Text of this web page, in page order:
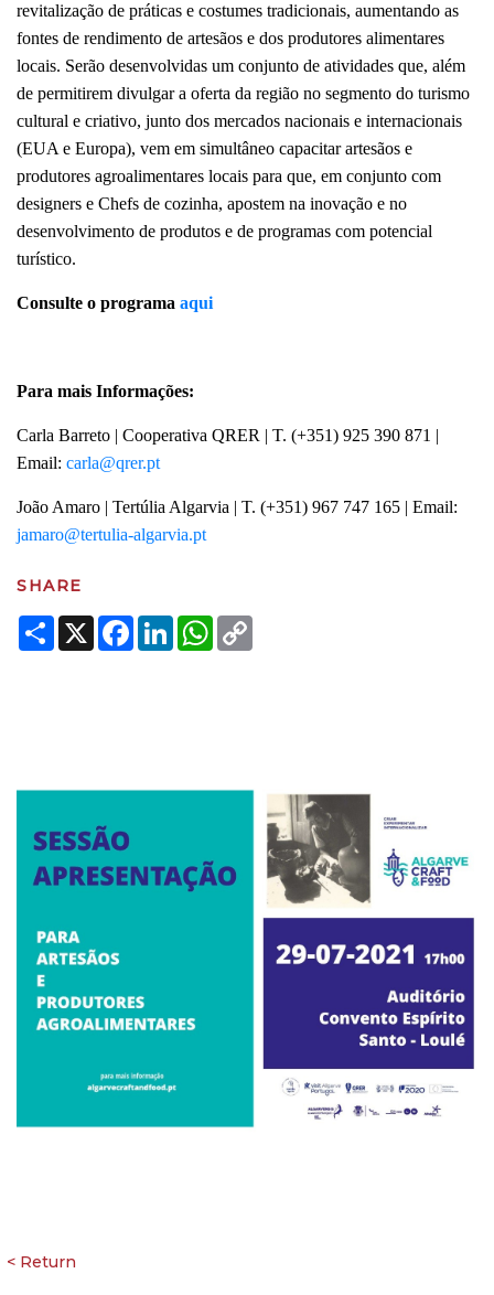
revitalização de práticas e costumes tradicionais, aumentando as
fontes de rendimento de artesãos e dos produtores alimentares
locais. Serão desenvolvidas um conjunto de atividades que, além
de permitirem divulgar a oferta da região no segmento do turismo
cultural e criativo, junto dos mercados nacionais e internacionais
(EUA e Europa), vem em simultâneo capacitar artesãos e
produtores agroalimentares locais para que, em conjunto com
designers e Chefs de cozinha, apostem na inovação e no
desenvolvimento de produtos e de programas com potencial
turístico.
Consulte o programa aqui
Para mais Informações:
Carla Barreto | Cooperativa QRER | T. (+351) 925 390 871 |
Email:
João Amaro | Tertúlia Algarvia | T. (+351) 967 747 165 | Email:
SHARE
Share
X Facebook
LinkedInWhatsApp